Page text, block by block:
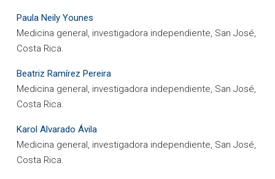
Paula Neily Younes
Medicina general, investigadora independiente, San José,
Costa Rica.
Beatriz Ramírez Pereira
Medicina general, investigadora independiente, San José,
Costa Rica.
Karol Alvarado Ávila
Medicina general, investigadora independiente, San José,
Costa Rica.